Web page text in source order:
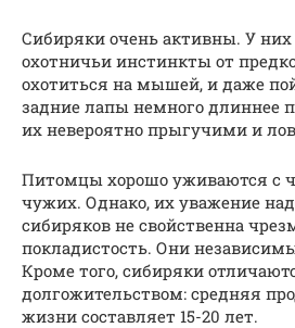
Сибиряки очень активны. У них
охотничьи инстинкты от
охотиться на мышей, и даже
задние лапы немного длиннее
их невероятно прыгучими и
Питомцы хорошо уживаются с
чужих. Однако, их уважение
сибиряков не свойственна
покладистость. Они
Кроме того, сибиряки
долгожительством: средняя
жизни составляет 15-20 лет.